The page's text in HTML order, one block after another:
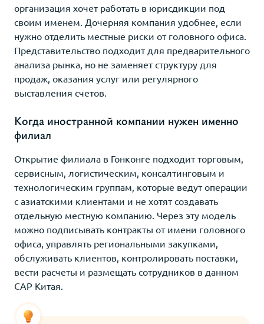
организация хочет работать в юрисдикции под
своим именем. Дочерняя компания удобнее, если
нужно отделить местные риски от головного офиса.
Представительство подходит для предварительного
анализа рынка, но не заменяет структуру для
продаж, оказания услуг или регулярного
выставления счетов.
Когда иностранной компании нужен именно
филиал
Открытие филиала в Гонконге подходит торговым,
сервисным, логистическим, консалтинговым и
технологическим группам, которые ведут операции
с азиатскими клиентами и не хотят создавать
отдельную местную компанию. Через эту модель
можно подписывать контракты от имени головного
офиса, управлять региональными закупками,
обслуживать клиентов, контролировать поставки,
вести расчеты и размещать сотрудников в данном
САР Китая.